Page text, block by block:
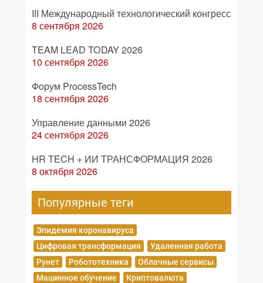
III Международный технологический конгресс
8 сентября 2026
TEAM LEAD TODAY 2026
10 сентября 2026
Форум ProcessTech
18 сентября 2026
Управление данными 2026
24 сентября 2026
HR TECH + ИИ ТРАНСФОРМАЦИЯ 2026
8 октября 2026
Популярные теги
Эпидемия коронавируса
Цифровая трансформация
Удаленная работа
Рунет
Робототехника
Облачные сервисы
Машинное обучение
Криптовалюта